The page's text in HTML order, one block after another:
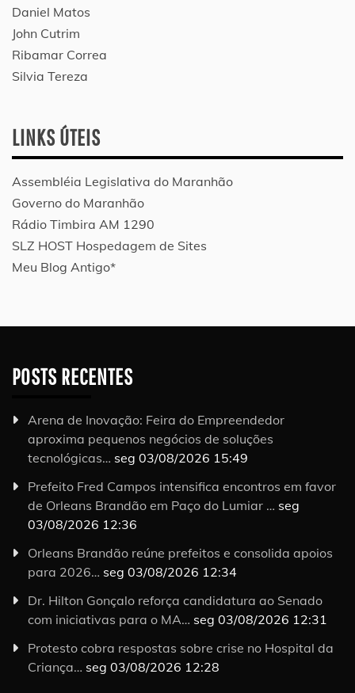
Daniel Matos
John Cutrim
Ribamar Correa
Silvia Tereza
LINKS ÚTEIS
Assembléia Legislativa do Maranhão
Governo do Maranhão
Rádio Timbira AM 1290
SLZ HOST Hospedagem de Sites
Meu Blog Antigo*
POSTS RECENTES
Arena de Inovação: Feira do Empreendedor
aproxima pequenos negócios de soluções
tecnológicas… seg 03/08/2026 15:49
Prefeito Fred Campos intensifica encontros em favor
de Orleans Brandão em Paço do Lumiar … seg
03/08/2026 12:36
Orleans Brandão reúne prefeitos e consolida apoios
para 2026… seg 03/08/2026 12:34
Dr. Hilton Gonçalo reforça candidatura ao Senado
com iniciativas para o MA… seg 03/08/2026 12:31
Protesto cobra respostas sobre crise no Hospital da
Criança… seg 03/08/2026 12:28